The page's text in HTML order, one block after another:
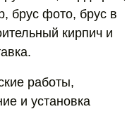
брус фото, брус в
кирпич и
работы,
и установка